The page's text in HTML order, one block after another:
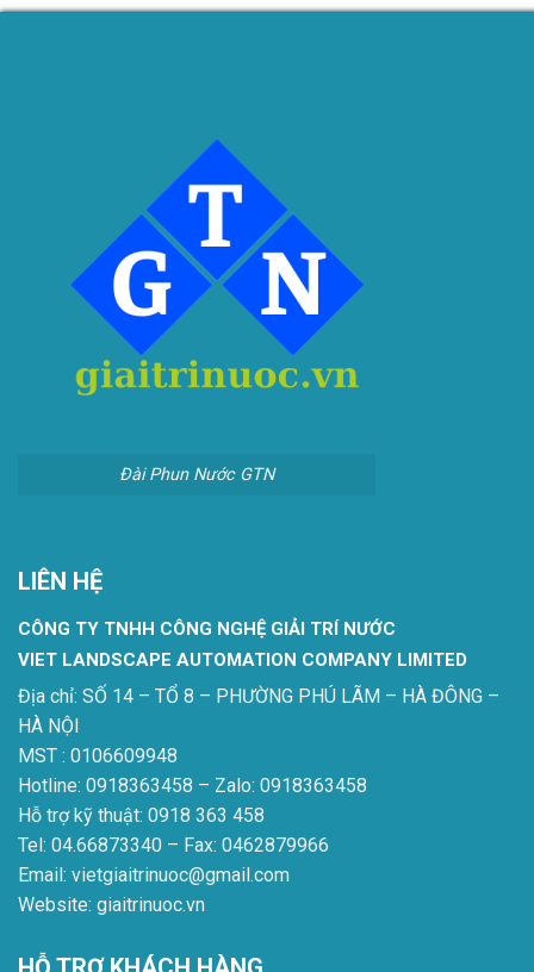
Đài Phun Nước GTN
LIÊN HỆ
CÔNG TY TNHH CÔNG NGHỆ GIẢI TRÍ NƯỚC
VIET LANDSCAPE AUTOMATION COMPANY LIMITED
Địa chỉ: SỐ 14 – TỔ 8 – PHƯỜNG PHÚ LÃM – HÀ ĐÔNG –
HÀ NỘI
MST : 0106609948
Hotline: 0918363458 – Zalo: 0918363458
Hỗ trợ kỹ thuật: 0918 363 458
Tel: 04.66873340 – Fax: 0462879966
Email: vietgiaitrinuoc@gmail.com
Website: giaitrinuoc.vn